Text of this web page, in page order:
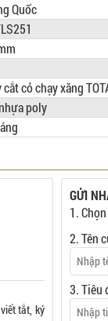
Quốc
cắt cỏ chạy xăng
poly
tắt, ký
GỬI
1.
2. Tên
3. Tiêu